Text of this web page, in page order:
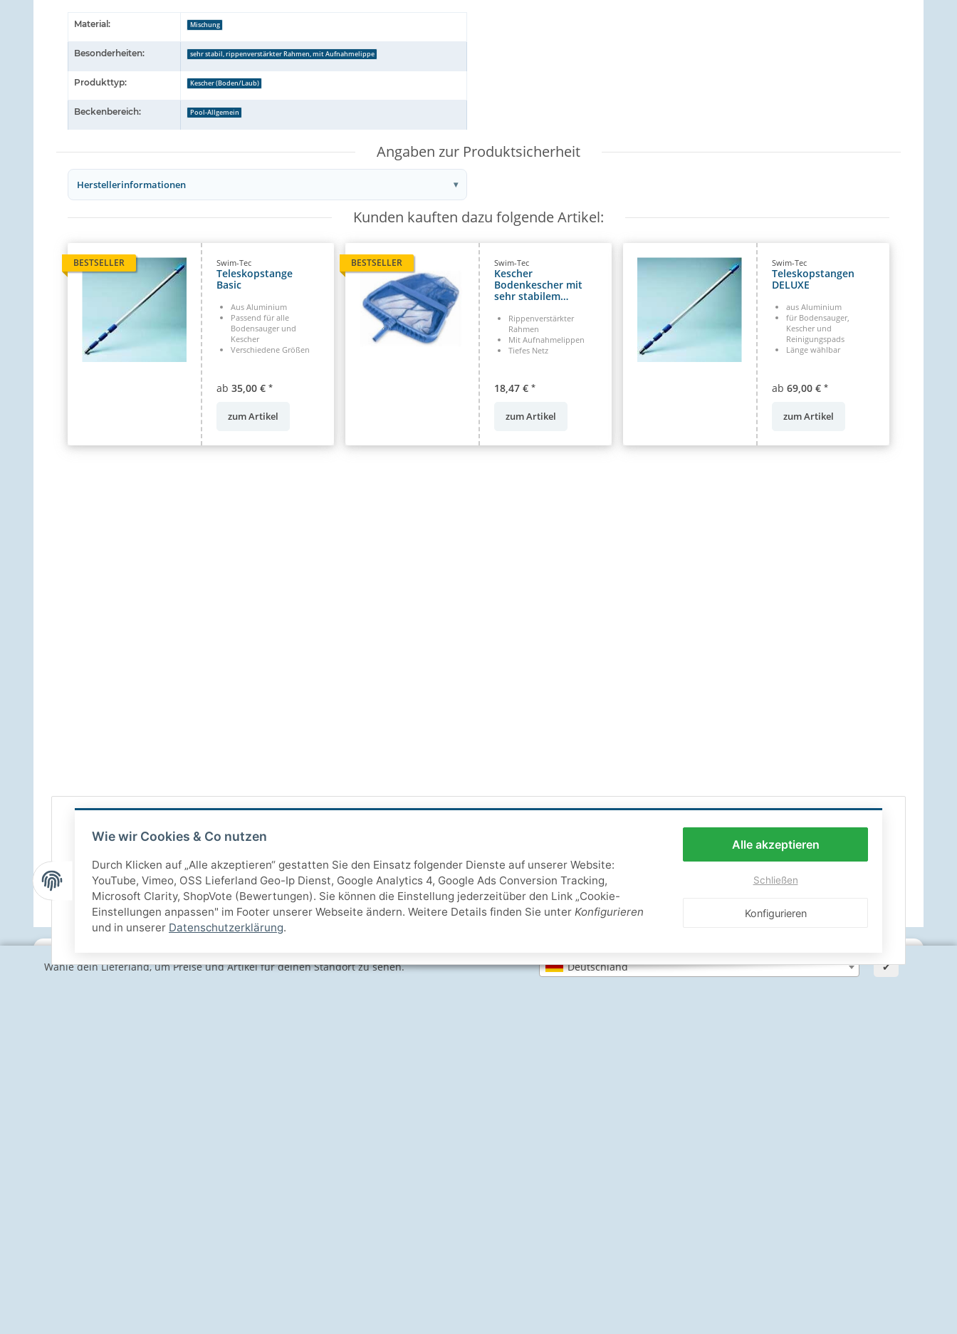
Wähle dein Lieferland, um Preise und Artikel für deinen Standort zu sehen. Deutschland ✔
Material: Mischung
Besonderheiten: sehr stabil, rippenverstärkter Rahmen, mit Aufnahmelippe
Produkttyp: Kescher (Boden/Laub)
Beckenbereich: Pool-Allgemein
Angaben zur Produktsicherheit
Herstellerinformationen
Kunden kauften dazu folgende Artikel:
BESTSELLER Swim-Tec
Teleskopstange
Basic
Aus Aluminium
Passend für alle
Bodensauger und
Kescher
Verschiedene Größen
ab35,00 €*
zum Artikel
BESTSELLER Swim-Tec
Kescher
Bodenkescher mit
sehr stabilem
Rippenverstärkter
Rahmen
Mit Aufnahmelippen
Tiefes Netz
18,47 € *
zum Artikel
Swim-Tec
Teleskopstangen
DELUXE
aus Aluminium
für Bodensauger,
Kescher und
Reinigungspads
Länge wählbar
ab 69,00 € *
zum Artikel
Wie wir Cookies & Co nutzen
Durch Klicken auf „Alle akzeptieren“ gestatten Sie den Einsatz folgender Dienste auf unserer Website:
YouTube, Vimeo, OSS Lieferland Geo-Ip Dienst, Google Analytics 4, Google Ads Conversion Tracking,
Microsoft Clarity, ShopVote (Bewertungen). Sie können die Einstellung jederzeitüber den Link „Cookie-
Einstellungen anpassen" im Footer unserer Webseite ändern. Weitere Details finden Sie unter Konfigurieren
und in unserer Datenschutzerklärung.
Alle akzeptieren
Schließen
Konfigurieren